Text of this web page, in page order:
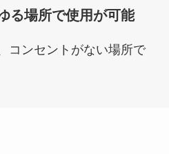
る場所で使用が可能
コンセントがない場所で